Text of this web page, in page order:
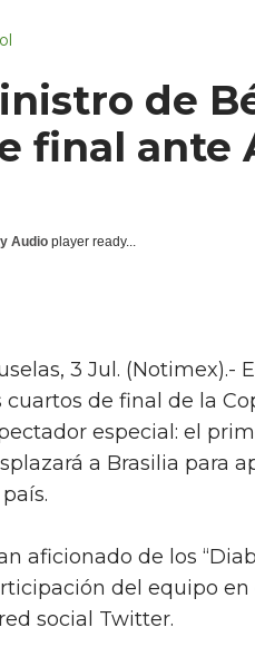
de
final ante
Audio player ready...
3 Jul.
cuartos de final de la
especial: el
a Brasilia para
aficionado de los
del equipo
social Twitter.